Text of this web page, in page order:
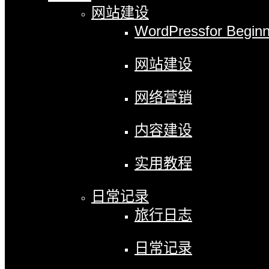
网站建设
WordPressfor
网站建设
网络营销
内容建设
实用教程
日常记录
旅行日志
日常记录